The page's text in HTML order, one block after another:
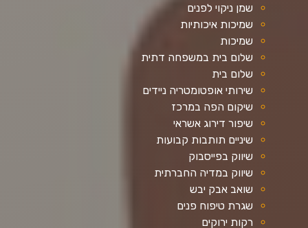
שמן ניקוי לפנים
שמיכות איכותיות
שמיכות
שלום בית במשפחה דתית
שלום בית
שירותי אופטומטריה ניידים
שיקום הפה במרכז
שיפור דירוג אשראי
שיניים תותבות קבועות
שיווק בפייסבוק
שיווק במדיה החברתית
שואב אבק יבש
שגרת טיפוח פנים
רקות ירוקים